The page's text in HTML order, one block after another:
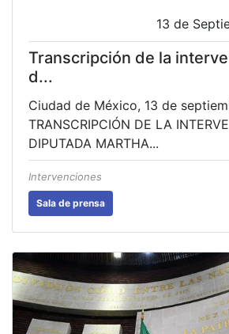
13 de
Transcripción de la
d...
Ciudad de México, 13 de
TRANSCRIPCIÓN DE LA
DIPUTADA MARTHA...
Intervenciones
Sala de prensa